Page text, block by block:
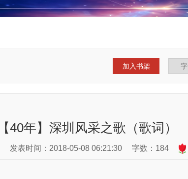
加入书架
【40年】深圳风采之歌（歌词）
发表时间：2018-05-08 06:21:30 字数：184